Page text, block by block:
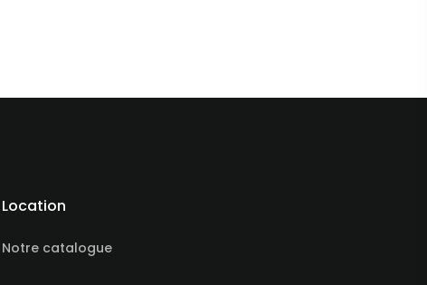
Location
Notre catalogue